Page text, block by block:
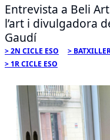
Entrevista a Beli
l’art i divulgadora
Gaudí
2N CICLE ESO
1R CICLE ESO